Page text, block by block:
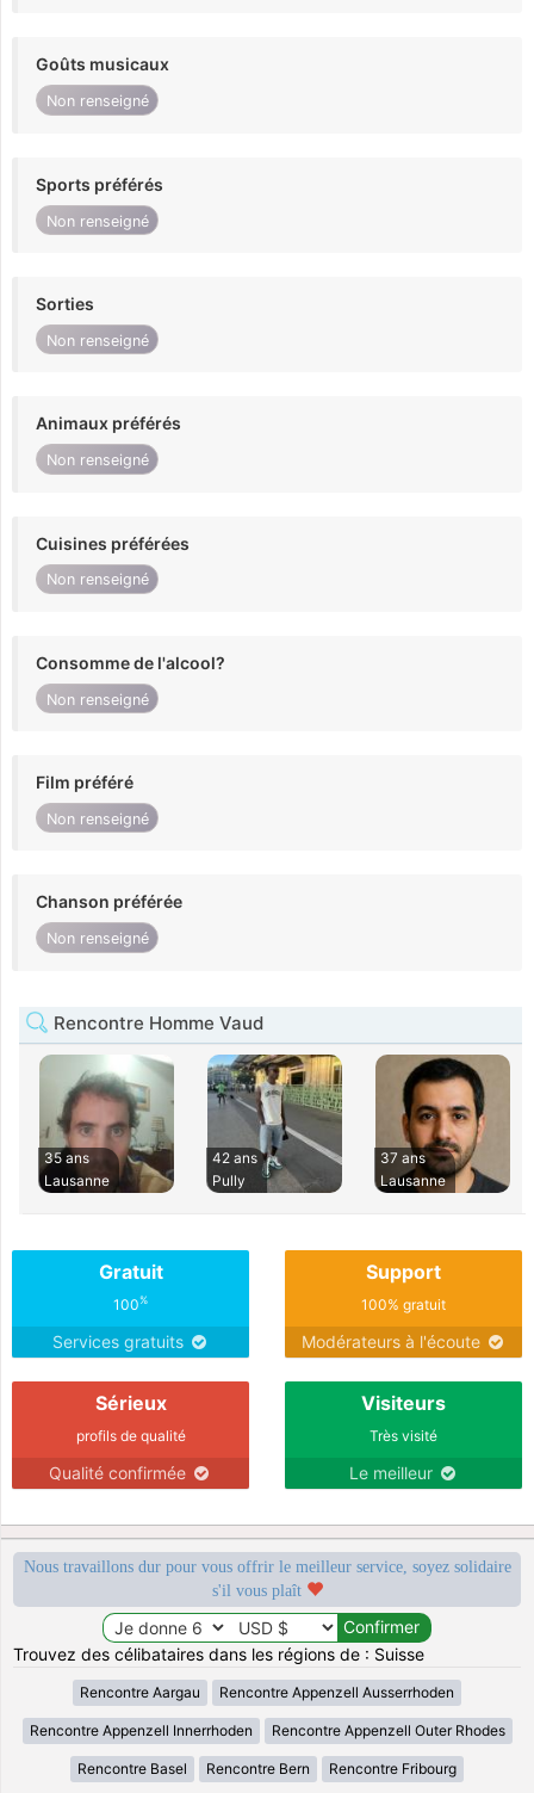
Goûts musicaux
Non renseigné
Sports préférés
Non renseigné
Sorties
Non renseigné
Animaux préférés
Non renseigné
Cuisines préférées
Non renseigné
Consomme de l'alcool?
Non renseigné
Film préféré
Non renseigné
Chanson préférée
Non renseigné
Rencontre Homme Vaud
35 ans
Lausanne
42 ans
Pully
37 ans
Lausanne
Gratuit
100%
Services gratuits
Support
100% gratuit
Modérateurs à l'écoute
Sérieux
profils de qualité
Qualité confirmée
Visiteurs
Très visité
Le meilleur
Nous travaillons dur pour vous offrir le meilleur service, soyez solidaire
s'il vous plaît
Trouvez des célibataires dans les régions de : Suisse
Rencontre Aargau Rencontre Appenzell Ausserrhoden
Rencontre Appenzell Innerrhoden Rencontre Appenzell Outer Rhodes
Rencontre Basel Rencontre Bern Rencontre Fribourg